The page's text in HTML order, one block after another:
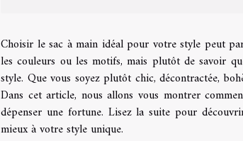
Choisir le sac à main idéal pour votre style peut
les couleurs ou les motifs, mais plutôt de savoir
style. Que vous soyez plutôt chic, décontractée,
Dans cet article, nous allons vous montrer
dépenser une fortune. Lisez la suite pour
mieux à votre style unique.